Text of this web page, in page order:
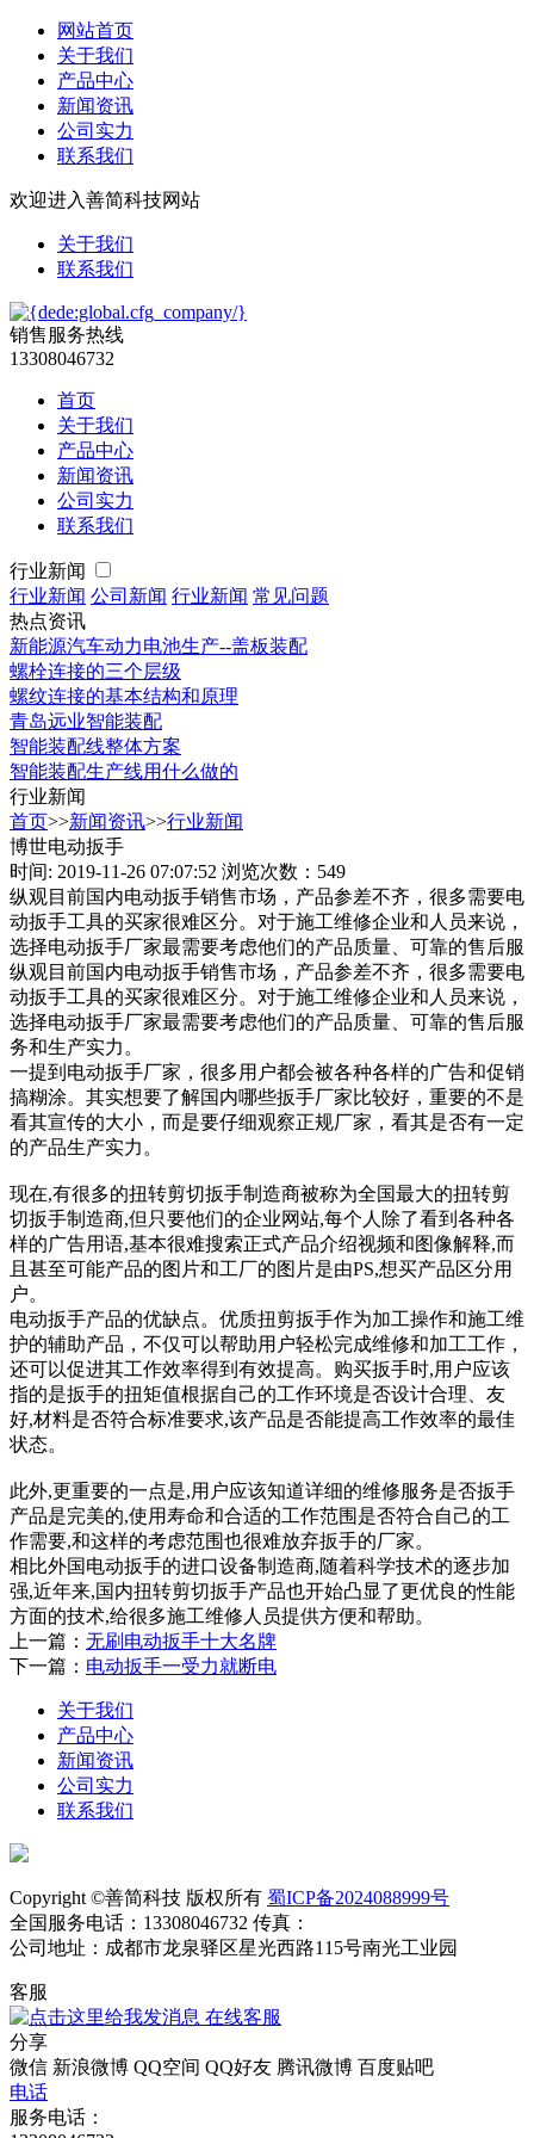
网站首页
关于我们
产品中心
新闻资讯
公司实力
联系我们
欢迎进入善简科技网站
关于我们
联系我们
销售服务热线
13308046732
首页
关于我们
产品中心
新闻资讯
公司实力
联系我们
行业新闻
行业新闻 公司新闻 行业新闻 常见问题
热点资讯
新能源汽车动力电池生产--盖板装配
螺栓连接的三个层级
螺纹连接的基本结构和原理
青岛远业智能装配
智能装配线整体方案
智能装配生产线用什么做的
行业新闻
首页>>新闻资讯>>行业新闻
博世电动扳手
时间: 2019-11-26 07:07:52 浏览次数：549
纵观目前国内电动扳手销售市场，产品参差不齐，很多需要电
动扳手工具的买家很难区分。对于施工维修企业和人员来说，
选择电动扳手厂家最需要考虑他们的产品质量、可靠的售后服
纵观目前国内电动扳手销售市场，产品参差不齐，很多需要电
动扳手工具的买家很难区分。对于施工维修企业和人员来说，
选择电动扳手厂家最需要考虑他们的产品质量、可靠的售后服
务和生产实力。
一提到电动扳手厂家，很多用户都会被各种各样的广告和促销
搞糊涂。其实想要了解国内哪些扳手厂家比较好，重要的不是
看其宣传的大小，而是要仔细观察正规厂家，看其是否有一定
的产品生产实力。
现在,有很多的扭转剪切扳手制造商被称为全国最大的扭转剪
切扳手制造商,但只要他们的企业网站,每个人除了看到各种各
样的广告用语,基本很难搜索正式产品介绍视频和图像解释,而
且甚至可能产品的图片和工厂的图片是由PS,想买产品区分用
户。
电动扳手产品的优缺点。优质扭剪扳手作为加工操作和施工维
护的辅助产品，不仅可以帮助用户轻松完成维修和加工工作，
还可以促进其工作效率得到有效提高。购买扳手时,用户应该
指的是扳手的扭矩值根据自己的工作环境是否设计合理、友
好,材料是否符合标准要求,该产品是否能提高工作效率的最佳
状态。
此外,更重要的一点是,用户应该知道详细的维修服务是否扳手
产品是完美的,使用寿命和合适的工作范围是否符合自己的工
作需要,和这样的考虑范围也很难放弃扳手的厂家。
相比外国电动扳手的进口设备制造商,随着科学技术的逐步加
强,近年来,国内扭转剪切扳手产品也开始凸显了更优良的性能
方面的技术,给很多施工维修人员提供方便和帮助。
上一篇： 无刷电动扳手十大名牌
下一篇： 电动扳手一受力就断电
关于我们
产品中心
新闻资讯
公司实力
联系我们
Copyright ©善简科技 版权所有 蜀ICP备2024088999号
全国服务电话：13308046732 传真：
公司地址：成都市龙泉驿区星光西路115号南光工业园
客服
在线客服
分享
微信 新浪微博 QQ空间 QQ好友 腾讯微博 百度贴吧
电话
服务电话：